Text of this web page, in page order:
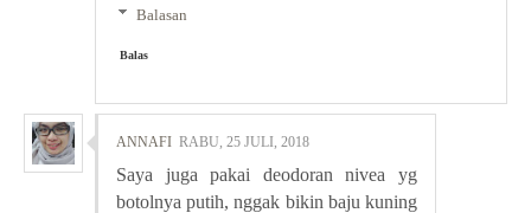
Balasan
Balas
ANNAFI RABU, 25 JULI, 2018
Saya juga pakai deodoran nivea yg
botolnya putih, nggak bikin baju kuning